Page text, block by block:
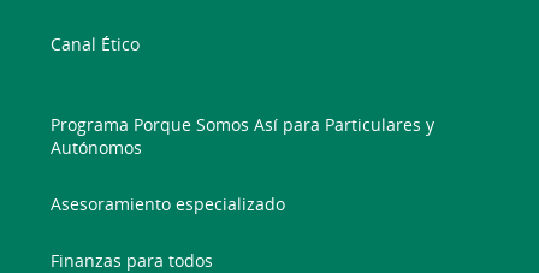
Canal Ético
Programa Porque Somos Así para Particulares y
Autónomos
Asesoramiento especializado
Finanzas para todos